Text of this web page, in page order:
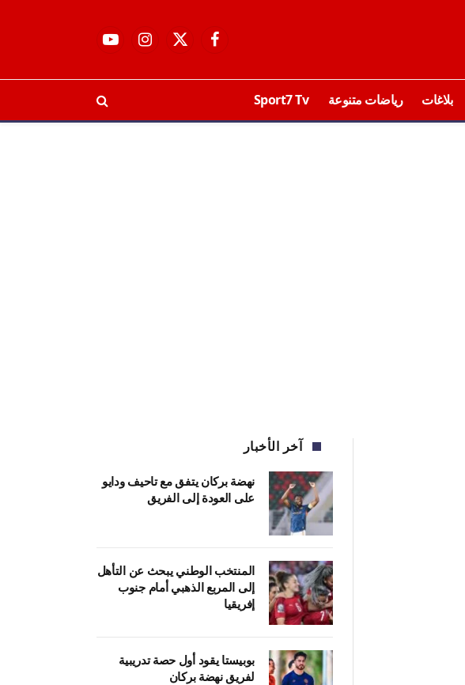
فيسبوكX
الانستغراميوتيوب
بلاغات رياضات متنوعة Sport7 Tv
آخر الأخبار
نهضة بركان يتفق مع تاحيف ودايو
على العودة إلى الفريق
المنتخب الوطني يبحث عن التأهل
إلى المربع الذهبي أمام جنوب
إفريقيا
بوبيستا يقود أول حصة تدريبية
لفريق نهضة بركان